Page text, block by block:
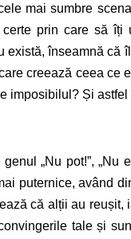
mai sumbre
prin care să îți
înseamnă că
creează ceea ce
imposibilul? Și
„Nu pot!”, „Nu
puternice, având
că alții au reușit,
tale și